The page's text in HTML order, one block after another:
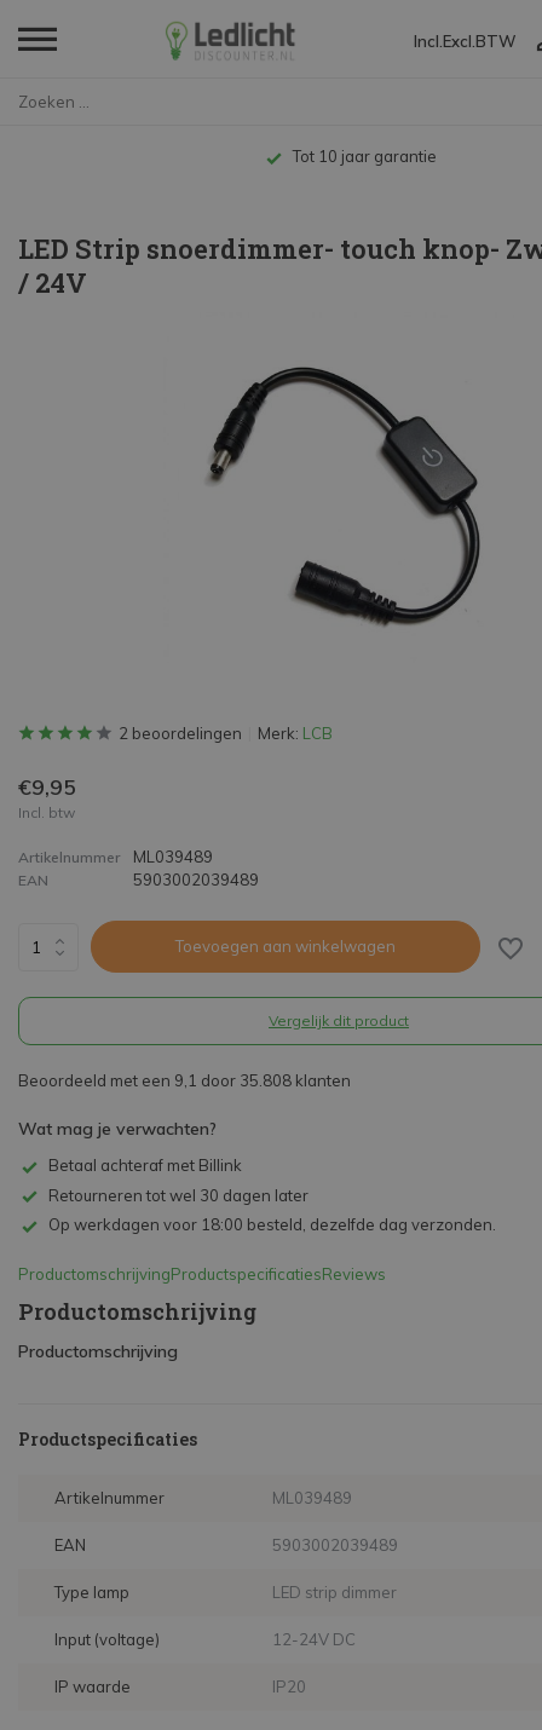
Incl. Excl. BTW
Tot 10 jaar garantie
LED Strip snoerdimmer- touch knop-
/ 24V
2 beoordelingen Merk: LCB
€9,95
Incl. btw
Artikelnummer ML039489
EAN 5903002039489
Toevoegen aan winkelwagen
Vergelijk dit product
Beoordeeld met een 9,1 door 35.808 klanten
Wat mag je verwachten?
Betaal achteraf met Billink
Retourneren tot wel 30 dagen later
Op werkdagen voor 18:00 besteld, dezelfde dag verzonden.
ProductomschrijvingProductspecificatiesReviews
Productomschrijving
Productomschrijving
Productspecificaties
Artikelnummer ML039489
EAN 5903002039489
Type lamp LED strip dimmer
Input (voltage) 12-24V DC
IP waarde IP20